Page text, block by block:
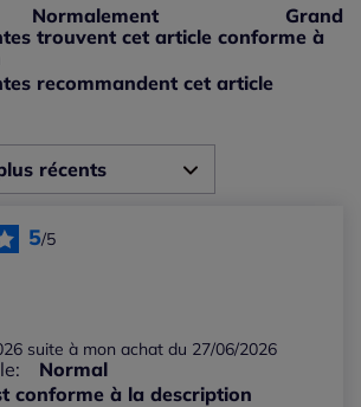
Normalement Grand
: 43%trouvent cet article conforme à
recommandent cet article
récents
5/5
suite à mon achat du 27/06/2026
Normal
conforme à la description